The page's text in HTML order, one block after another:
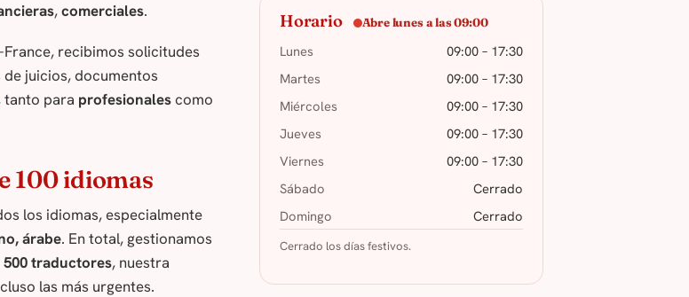
,comerciales.
recibimos solicitudes
juicios, documentos
tanto para profesionalescomo
100 idiomas
los idiomas, especialmente
árabe. En total, gestionamos
500 traductores, nuestra
las más urgentes.
Horario Abre lunes a las 09:00
Lunes
09:00 – 17:30
Martes
09:00 – 17:30
Miércoles
09:00 – 17:30
Jueves
09:00 – 17:30
Viernes
09:00 – 17:30
Sábado
Cerrado
Domingo
Cerrado
Cerrado los días festivos.